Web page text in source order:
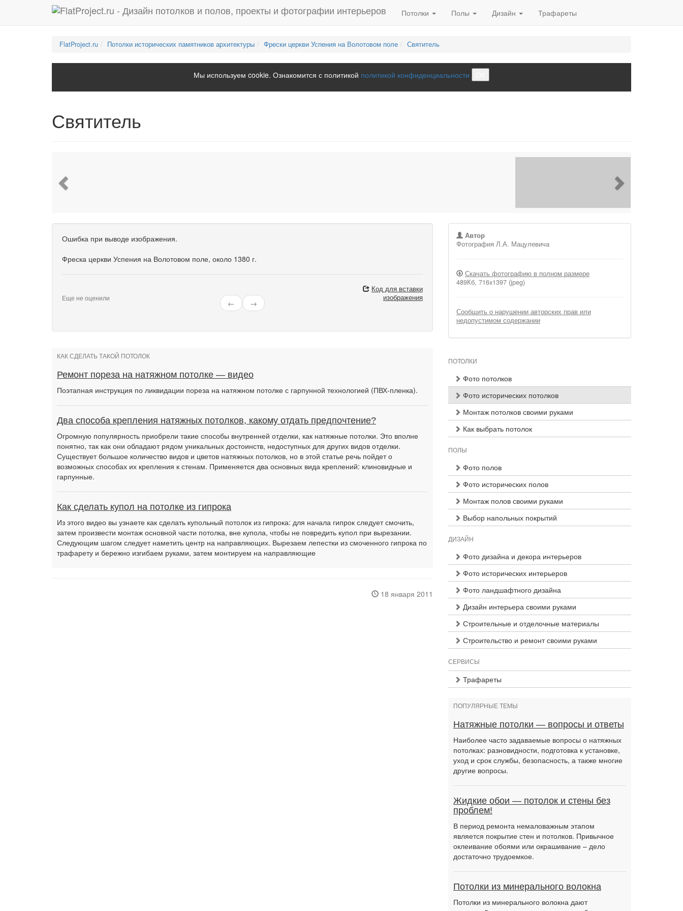
Потолки Полы Дизайн Трафареты
FlatProject.ru Потолки исторических памятников архитектуры Фрески церкви Успения на Волотовом поле Святитель
Мы используем cookie. Ознакомится с политикой политикой конфиденциальности
Святитель
Ошибка при выводе изображения.
Фреска церкви Успения на Волотовом поле, около 1380 г.
Еще не оценили
← →
Код для вставки
изображения
Автор
Фотография Л.А. Мацулевича
Скачать фотографию в полном размере
489Кб, 716x1397 (jpeg)
Сообщить о нарушении авторских прав или
недопустимом содержании
КАК СДЕЛАТЬ ТАКОЙ ПОТОЛОК
Ремонт пореза на натяжном потолке — видео
Поэтапная инструкция по ликвидации пореза на натяжном потолке с гарпунной технологией (ПВХ-пленка).
Два способа крепления натяжных потолков, какому отдать предпочтение?
Огромную популярность приобрели такие способы внутренней отделки, как натяжные потолки. Это вполне
понятно, так как они обладают рядом уникальных достоинств, недоступных для других видов отделки.
Существует большое количество видов и цветов натяжных потолков, но в этой статье речь пойдет о
возможных способах их крепления к стенам. Применяется два основных вида креплений: клиновидные и
гарпунные.
Как сделать купол на потолке из гипрока
Из этого видео вы узнаете как сделать купольный потолок из гипрока: для начала гипрок следует смочить,
затем произвести монтаж основной части потолка, вне купола, чтобы не повредить купол при вырезании.
Следующим шагом следует наметить центр на направляющих. Вырезаем лепестки из смоченного гипрока по
трафарету и бережно изгибаем руками, затем монтируем на направляющие
18 января 2011
ПОТОЛКИ
Фото потолков
Фото исторических потолков
Монтаж потолков своими руками
Как выбрать потолок
ПОЛЫ
Фото полов
Фото исторических полов
Монтаж полов своими руками
Выбор напольных покрытий
ДИЗАЙН
Фото дизайна и декора интерьеров
Фото исторических интерьеров
Фото ландшафтного дизайна
Дизайн интерьера своими руками
Строительные и отделочные материалы
Строительство и ремонт своими руками
СЕРВИСЫ
Трафареты
ПОПУЛЯРНЫЕ ТЕМЫ
Натяжные потолки — вопросы и ответы
Наиболее часто задаваемые вопросы о натяжных
потолках: разновидности, подготовка к установке,
уход и срок службы, безопасность, а также многие
другие вопросы.
Жидкие обои — потолок и стены без
проблем!
В период ремонта немаловажным этапом
является покрытие стен и потолков. Привычное
оклеивание обоями или окрашивание – дело
достаточно трудоемкое.
Потолки из минерального волокна
Потолки из минерального волокна дают